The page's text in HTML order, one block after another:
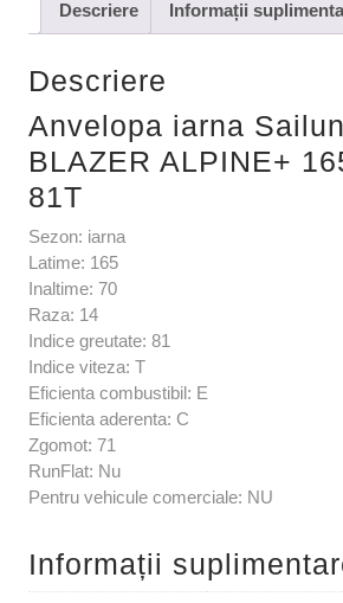
Descriere Informații
Descriere
Anvelopa iarna
BLAZER ALPINE+
81T
Sezon: iarna
Latime: 165
Inaltime: 70
Raza: 14
Indice greutate: 81
Indice viteza: T
Eficienta combustibil: E
Eficienta aderenta: C
Zgomot: 71
RunFlat: Nu
Pentru vehicule comerciale: NU
Informații